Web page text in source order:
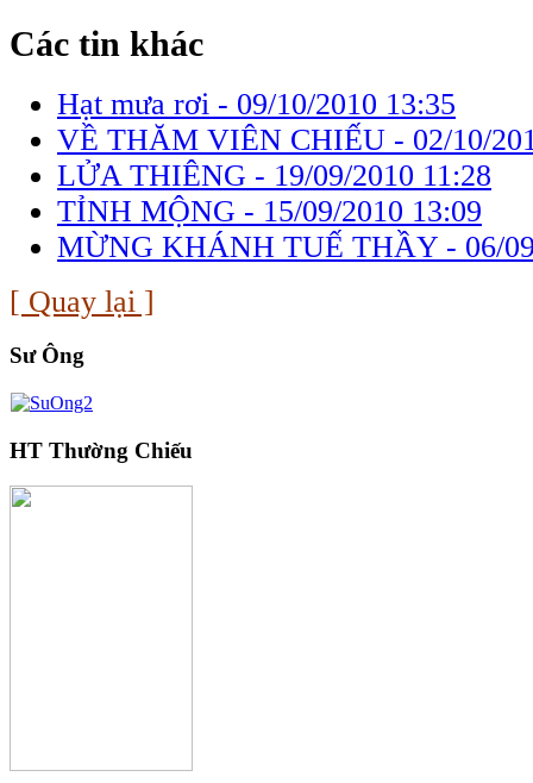
Các tin khác
Hạt mưa rơi - 09/10/2010 13:35
VỀ THĂM VIÊN CHIẾU - 02/10/
LỬA THIÊNG - 19/09/2010 11:28
TỈNH MỘNG - 15/09/2010 13:09
MỪNG KHÁNH TUẾ THẦY - 06/
[ Quay lại ]
Sư Ông
HT Thường Chiếu